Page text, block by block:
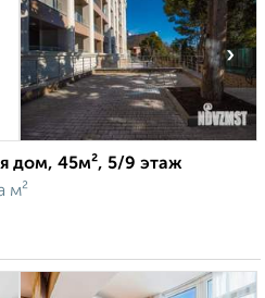
›
дом, 45м², 5/9 этаж
м²